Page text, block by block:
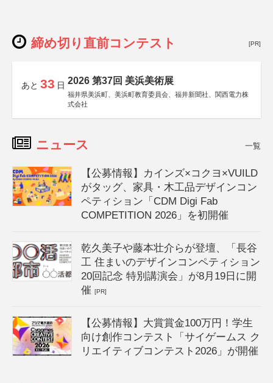
締め切り直前コンテスト [PR]
あと 33 日 2026 第37回 美浜美術展
福井県美浜町、美浜町教育委員会、福井新聞社、関西電力株
式会社
ニュース 一覧
【公募情報】カインズ×コクヨ×VUILD
がタッグ、家具・木工品デザインコン
ペティション「CDM Digi Fab
COMPETITION 2026」を初開催
乾久美子や藤本壮介らが登壇、「長谷
工 住まいのデザインコンペティション
20回記念 特別講演会」が8月19日に開
催[PR]
【公募情報】大賞賞金100万円！学生
向け創作コンテスト「サイゲームス ク
リエイティブコンテスト2026」が開催